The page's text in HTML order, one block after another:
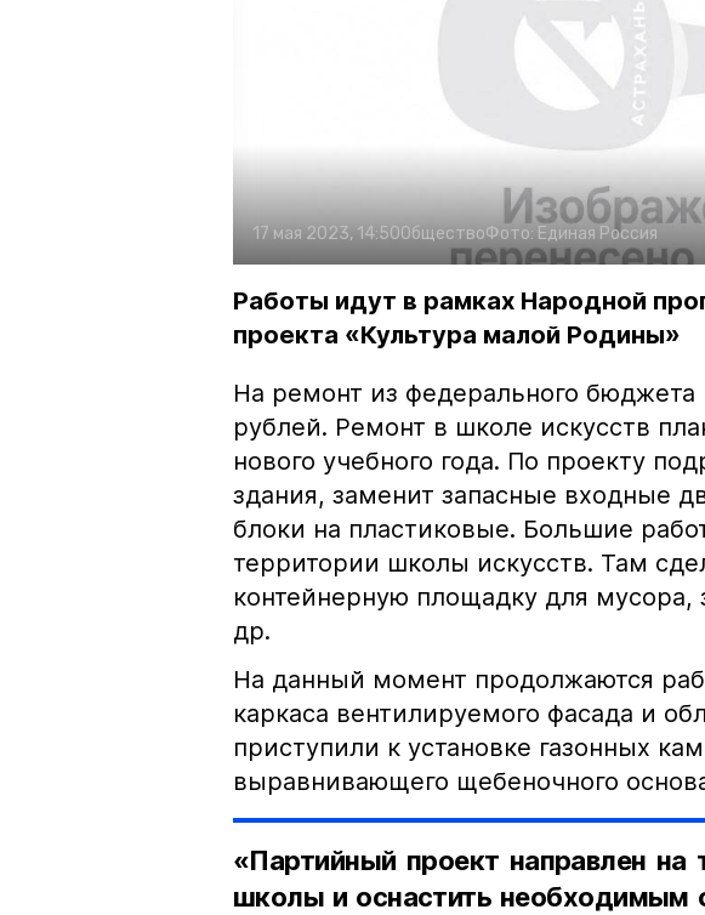
17 мая 2023, 14:50ОбществоФото: Единая Россия
Работы идут в рамках Народной
проекта «Культура малой Родины»
На ремонт из федерального
рублей. Ремонт в школе искусств
нового учебного года. По проекту
здания, заменит запасные входные
блоки на пластиковые. Большие
территории школы искусств. Там
контейнерную площадку для мусора,
др.
На данный момент продолжаются
каркаса вентилируемого фасада и
приступили к установке газонных
выравнивающего щебеночного
«Партийный проект направлен на
школы и оснастить необходимым